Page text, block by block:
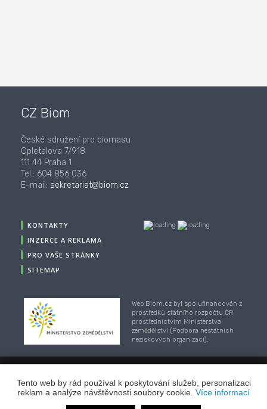
Tento web by rád používal k poskytování služeb, personalizaci
reklam a analýze návštěvnosti soubory cookie. Více informací
CZ Biom
České sdružení pro biomasu
Opletalova 7/918
111 44 Praha 1
Tel.: 604 856 036
E-mail: sekretariat@biom.cz
KONTAKTY
INZERCE A REKLAMA
PRO VAŠE STRÁNKY
SITEMAP
Web Biom.cz byl spolufinancován z
prostředků státního rozpočtu ČR
prostřednictvím Ministerstva
zemědělství (Podpora nestátních
neziskových organizací).
© 2001-2018, CZ Biom - České sdružení pro biomasu,
Webhosting / webdesign / publikační systém TOOLKIT -